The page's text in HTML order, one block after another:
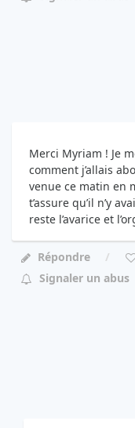
Merci Myriam ! Je
comment j’allais
venue ce matin en
t’assure qu’il n’y
reste l’avarice et
Répondre
Signaler un abus